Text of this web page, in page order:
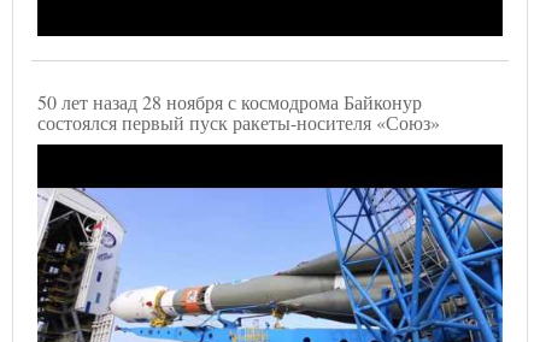
50 лет назад 28 ноября с космодрома Байконур
состоялся первый пуск ракеты-носителя «Союз»